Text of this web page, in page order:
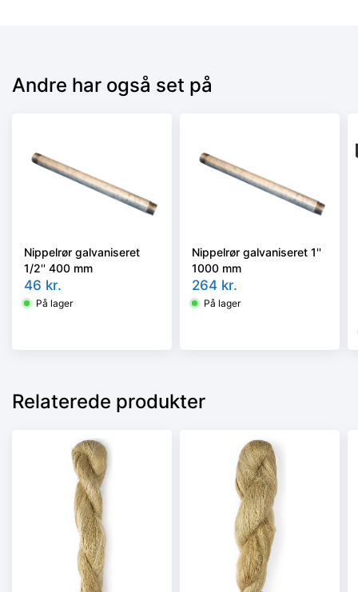
Andre har også set på
Nippelrør galvaniseret
1/2'' 400 mm
46 kr.
På lager
Nippelrør galvaniseret 1''
1000 mm
264 kr.
På lager
Relaterede produkter